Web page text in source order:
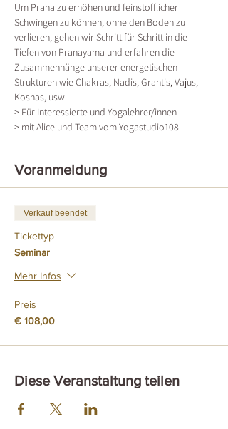
Um Prana zu erhöhen und feinstofflicher
Schwingen zu können, ohne den Boden zu
verlieren, gehen wir Schritt für Schritt in die
Tiefen von Pranayama und erfahren die
Zusammenhänge unserer energetischen
Strukturen wie Chakras, Nadis, Grantis, Vajus,
Koshas, usw.
> Für Interessierte und Yogalehrer/innen
> mit Alice und Team vom Yogastudio108
Voranmeldung
Verkauf beendet
Tickettyp
Seminar
Mehr Infos
Preis
€ 108,00
Diese Veranstaltung teilen